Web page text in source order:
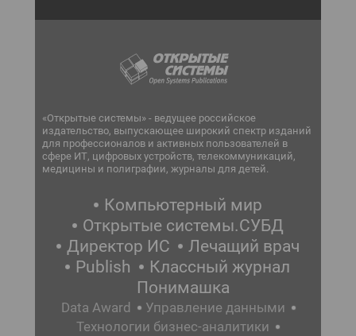
«Открытые системы» - ведущее российское
издательство, выпускающее широкий спектр изданий
для профессионалов и активных пользователей в
сфере ИТ, цифровых устройств, телекоммуникаций,
медицины и полиграфии, журналы для детей.
Компьютерный мир
Открытые системы.СУБД
Директор ИС
Лечащий врач
Publish
Классный журнал
Понимашка
Data Award
Управление данными
Технологии бизнес-аналитики